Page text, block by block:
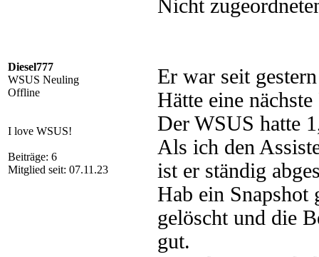
Diesel777
WSUS Neuling
Offline
I love WSUS!
Beiträge: 6
Mitglied seit: 07.11.23
Nicht
Er war seit
Hätte eine nächste
Der WSUS hatte
Als ich den
ist er ständig
Hab ein Snapshot
gelöscht und die
gut.